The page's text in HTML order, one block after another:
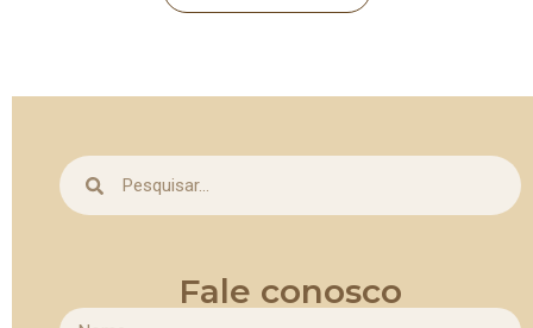
meus pacientes se sintam acolhidos e
contínuo aprimoramento técnico, aliando
oferecendo a cada paciente os melhores
Fale conosco